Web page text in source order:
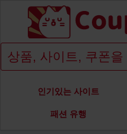
인기있는 사이트
패션 유행